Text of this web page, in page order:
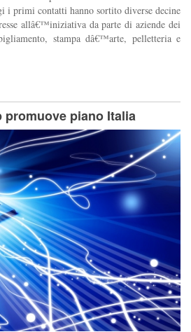
primi contatti hanno sortito diverse decine
allâ€™iniziativa da parte di aziende dei
stampa dâ€™arte, pelletteria e
promuove piano Italia